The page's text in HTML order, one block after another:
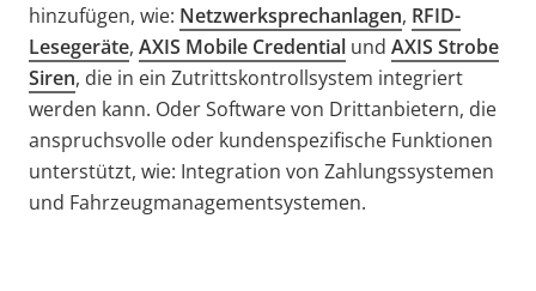
hinzufügen, wie: Netzwerksprechanlagen, RFID-
Lesegeräte, AXIS Mobile Credential und AXIS Strobe
Siren, die in ein Zutrittskontrollsystem integriert
werden kann. Oder Software von Drittanbietern, die
anspruchsvolle oder kundenspezifische Funktionen
unterstützt, wie: Integration von Zahlungssystemen
und Fahrzeugmanagementsystemen.